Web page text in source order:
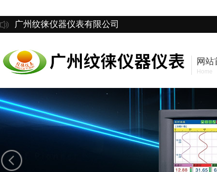
广州纹徕仪器仪表有限公司
网站
Home